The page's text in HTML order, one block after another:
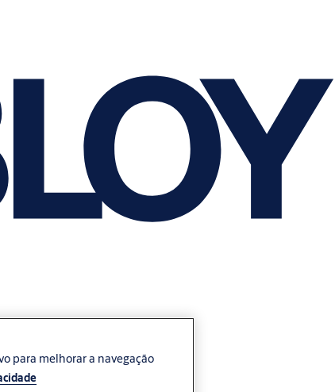
para melhorar a navegação